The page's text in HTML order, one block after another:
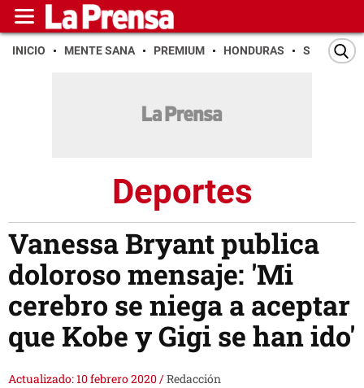
INICIO MENTE SANA PREMIUM HONDURAS SAN PEDRO
Deportes
Vanessa Bryant publica
doloroso mensaje: 'Mi
cerebro se niega a aceptar
que Kobe y Gigi se han ido'
Actualizado: 10 febrero 2020/Redacción